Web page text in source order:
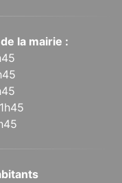
la mairie :